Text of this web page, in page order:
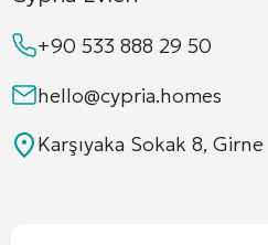
+90 533 888 29 50
hello@cypria.homes
Karşıyaka Sokak 8, Girne